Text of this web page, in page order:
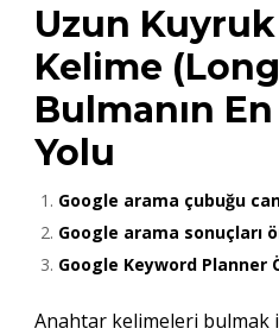
Uzun
Kelime
Bulmanın
Yolu
Google arama çubuğu
Google arama sonuçları
Google Keyword Planner
Anahtar kelimeleri bulmak